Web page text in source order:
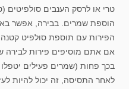
הוספת שמרים. בבירה, אפשר
הפירות עם תוספת סולפיט קטנה
אם אתם מוסיפים פירות לבירה
בכך פחות (שמרים פעילים
לאחר התסיסה, זה יכול להיות